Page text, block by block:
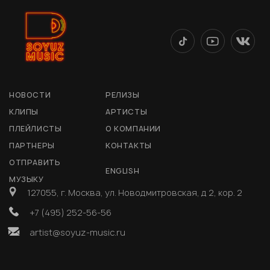
НОВОСТИ
РЕЛИЗЫ
КЛИПЫ
АРТИСТЫ
ПЛЕЙЛИСТЫ
О КОМПАНИИ
ПАРТНЕРЫ
КОНТАКТЫ
ОТПРАВИТЬ
МУЗЫКУ
ENGLISH
127055, г. Москва, ул. Новодмитровская, д 2, кор. 2
+7 (495) 252-56-56
artist@soyuz-music.ru